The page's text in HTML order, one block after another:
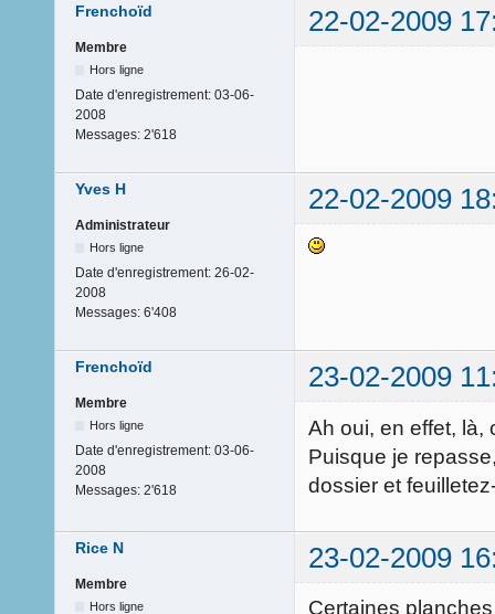
Frenchoïd 22-02-2009
Membre
Hors ligne
Date d'enregistrement: 03-06-
2008
Messages: 2'618
Yves H 22-02-2009
Administrateur
Hors ligne
Date d'enregistrement: 26-02-
2008
Messages: 6'408
Frenchoïd 23-02-2009
Membre
Hors ligne
Date d'enregistrement: 03-06-
2008
Messages: 2'618
Ah oui, en effet,
Puisque je
dossier et
Rice N 23-02-2009
Membre
Hors ligne
Certaines